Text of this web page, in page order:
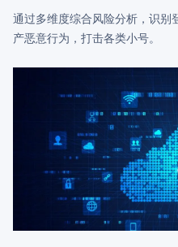
通过多维度综合风险分析，识
产恶意行为，打击各类小号。